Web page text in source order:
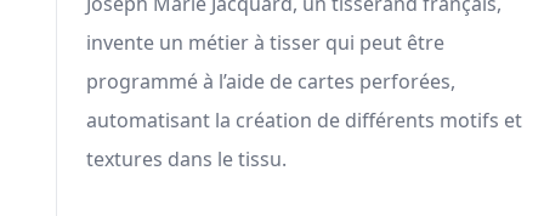
invente un métier à tisser qui peut être
programmé à l’aide de cartes perforées,
automatisant la création de différents motifs et
textures dans le tissu.